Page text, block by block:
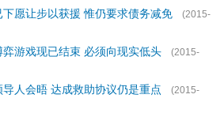
愿让步以获援 惟仍要求债务减免
(2015-
游戏现已结束 必须向现实低头
(2015-
人会晤 达成救助协议仍是重点
(2015-